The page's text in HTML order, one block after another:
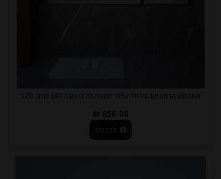
אמבטיון הרמוניקה פרזול שחור זכוכית חלבי גובה 140 רוחב 120
850.00 ₪
לפרטים